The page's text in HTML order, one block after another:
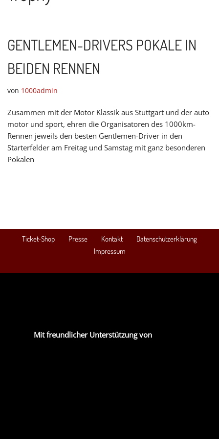
GENTLEMEN-DRIVERS POKALE IN
BEIDEN RENNEN
von 1000admin
Zusammen mit der Motor Klassik aus Stuttgart und der auto
motor und sport, ehren die Organisatoren des 1000km-
Rennen jeweils den besten Gentlemen-Driver in den
Starterfelder am Freitag und Samstag mit ganz besonderen
Pokalen
Ticket-Shop Presse Kontakt
Datenschutzerklärung
Impressum
Mit freundlicher Unterstützung von